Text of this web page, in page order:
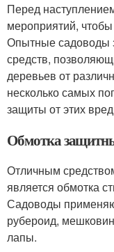
Перед
мероприятий,
Опытные садоводы
средств,
деревьев от
несколько самых
защиты от этих
Обмотка
Отличным
является обмотка
Садоводы
рубероид,
лапы.